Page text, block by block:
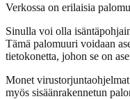
Verkossa on erilaisia
Sinulla voi olla
Tämä palomuuri voidaan
tietokonetta, johon se on
Monet
myös sisäänrakennetun